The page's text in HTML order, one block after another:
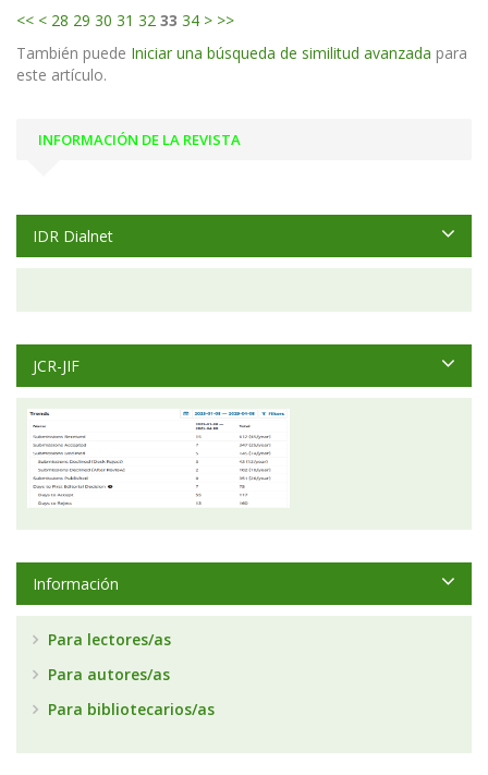
<< < 28 29 30 31 32 33 34 > >>
También puede Iniciar una búsqueda de similitud avanzada para
este artículo.
INFORMACIÓN DE LA REVISTA
IDR Dialnet
JCR-JIF
Información
Para lectores/as
Para autores/as
Para bibliotecarios/as